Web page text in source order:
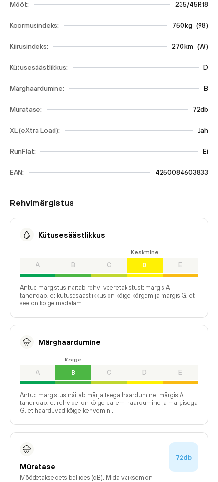
Mõõt: 235/45R18
Koormusindeks: 750kg (98)
Kiirusindeks: 270km (W)
Kütusesäästlikkus: D
Märghaardumine: B
Müratase: 72db
XL (eXtra Load): Jah
RunFlat: Ei
EAN: 4250084603833
Rehvimärgistus
Kütusesäästlikkus
A B C
Keskmine
D E
Antud märgistus näitab rehvi veeretakistust: märgis A
tähendab, et kütusesäästlikkus on kõige kõrgem ja märgis G, et
see on kõige madalam.
Märghaardumine
A
Kõrge
B C D E
Antud märgistus näitab märja teega haardumine: märgis A
tähendab, et rehvidel on kõige parem haardumine ja märgisega
G, et haarduvad kõige kehvemini.
Müratase
Mõõdetakse detsibellides (dB). Mida väiksem on
72db